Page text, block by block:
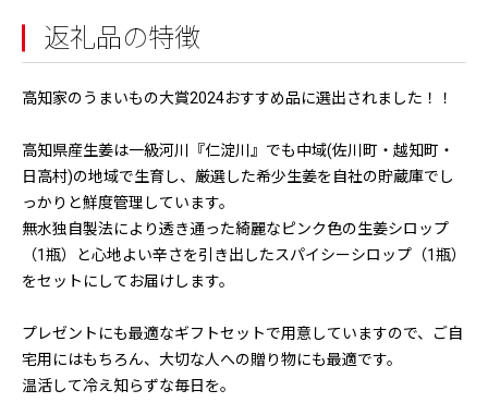
返礼品の特徴
高知家のうまいもの大賞2024おすすめ品に選出されました！！
高知県産生姜は一級河川『仁淀川』でも中域(佐川町・越知町・
日高村)の地域で生育し、厳選した希少生姜を自社の貯蔵庫でし
っかりと鮮度管理しています。
無水独自製法により透き通った綺麗なピンク色の生姜シロップ
（1瓶）と心地よい辛さを引き出したスパイシーシロップ（1瓶）
をセットにしてお届けします。
プレゼントにも最適なギフトセットで用意していますので、ご自
宅用にはもちろん、大切な人への贈り物にも最適です。
温活して冷え知らずな毎日を。